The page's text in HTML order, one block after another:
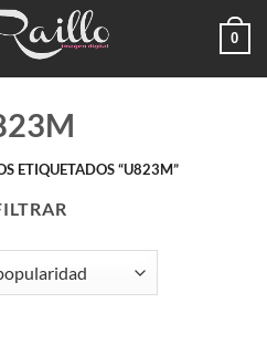
0
ETIQUETADOS “U823M”